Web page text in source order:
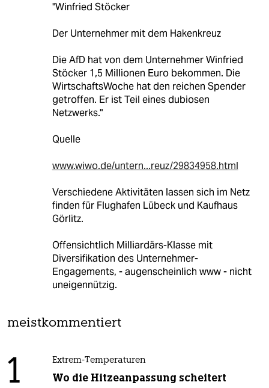
"Winfried Stöcker
Der Unternehmer mit dem Hakenkreuz
Die AfD hat von dem Unternehmer Winfried
Stöcker 1,5 Millionen Euro bekommen. Die
WirtschaftsWoche hat den reichen Spender
getroffen. Er ist Teil eines dubiosen
Netzwerks."
Quelle
www.wiwo.de/untern...reuz/29834958.html
Verschiedene Aktivitäten lassen sich im Netz
finden für Flughafen Lübeck und Kaufhaus
Görlitz.
Offensichtlich Milliardärs-Klasse mit
Diversifikation des Unternehmer-
Engagements, - augenscheinlich www - nicht
uneigennützig.
meistkommentiert
1 Extrem-Temperaturen
Wo die Hitzeanpassung scheitert